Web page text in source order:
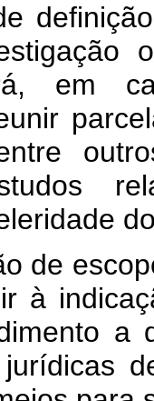
em
de
à